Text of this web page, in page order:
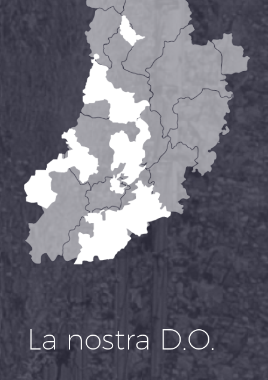
La nostra D.O.